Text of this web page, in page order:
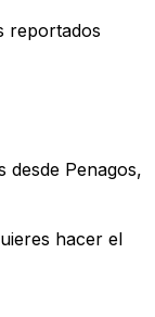
reportados
desde Penagos,
hacer el